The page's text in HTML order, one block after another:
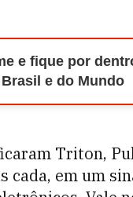
e fique por
e do Mundo
Triton,
cada, em um